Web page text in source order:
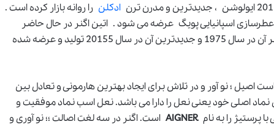
ادکلن را روانه بازار کرده است .
اسپانیایی پویگ عرضه می شود . اتین اگنر در حال حاضر
را تولید و عرضه می کند . اولین عطر آن در سال 1975 و جدیدترین آن در سال 20155 تولید و عرضه شده
اصیل ؛ نو آور و در تلاش برای ایجاد بهترین هارمونی و تعادل بین
اصلی خود یعنی نعل را دارا می باشد. نعل اسب نماد موفقیت و
پرستیژ را به نامAIGNER است. اگنر در سه لغت اصالت ؛؛ نو آوری و